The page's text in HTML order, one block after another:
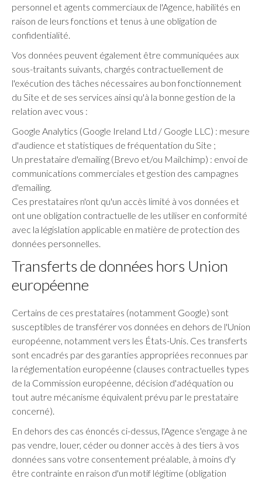
personnel et agents commerciaux de l'Agence, habilités en
raison de leurs fonctions et tenus à une obligation de
confidentialité.
Vos données peuvent également être communiquées aux
sous-traitants suivants, chargés contractuellement de
l'exécution des tâches nécessaires au bon fonctionnement
du Site et de ses services ainsi qu'à la bonne gestion de la
relation avec vous :
Google Analytics (Google Ireland Ltd / Google LLC) : mesure
d'audience et statistiques de fréquentation du Site ;
Un prestataire d'emailing (Brevo et/ou Mailchimp) : envoi de
communications commerciales et gestion des campagnes
d'emailing.
Ces prestataires n'ont qu'un accès limité à vos données et
ont une obligation contractuelle de les utiliser en conformité
avec la législation applicable en matière de protection des
données personnelles.
Transferts de données hors Union
européenne
Certains de ces prestataires (notamment Google) sont
susceptibles de transférer vos données en dehors de l'Union
européenne, notamment vers les États-Unis. Ces transferts
sont encadrés par des garanties appropriées reconnues par
la réglementation européenne (clauses contractuelles types
de la Commission européenne, décision d'adéquation ou
tout autre mécanisme équivalent prévu par le prestataire
concerné).
En dehors des cas énoncés ci-dessus, l'Agence s'engage à ne
pas vendre, louer, céder ou donner accès à des tiers à vos
données sans votre consentement préalable, à moins d'y
être contrainte en raison d'un motif légitime (obligation